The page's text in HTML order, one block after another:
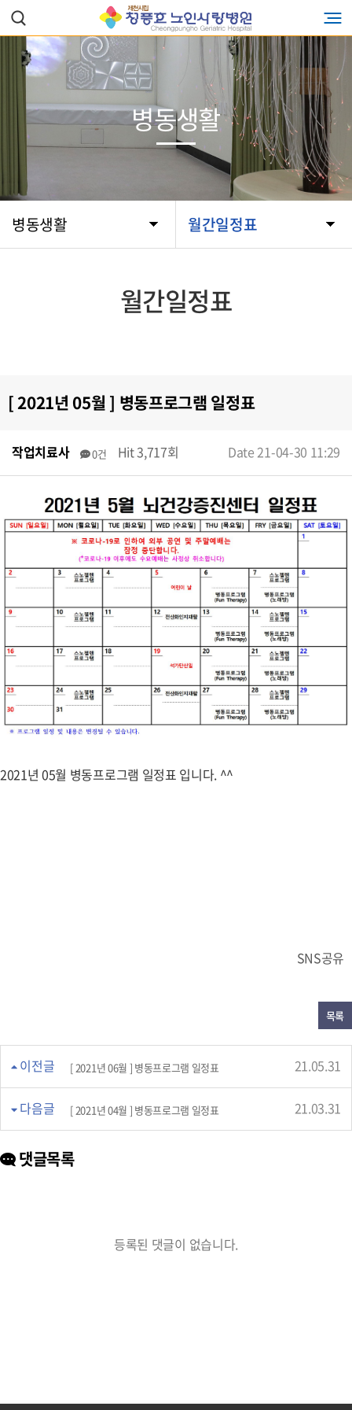
병동생활 월간일정표
병동생활
월간일정표
[ 2021년 05월 ] 병동프로그램 일정표
작업치료사 0건 Hit 3,717회 Date 21-04-30 11:29
2021년 05월 병동프로그램 일정표 입니다. ^^
SNS공유
목록
이전글 [ 2021년 06월 ] 병동프로그램 일정표 21.05.31
다음글 [ 2021년 04월 ] 병동프로그램 일정표 21.03.31
댓글목록
등록된 댓글이 없습니다.